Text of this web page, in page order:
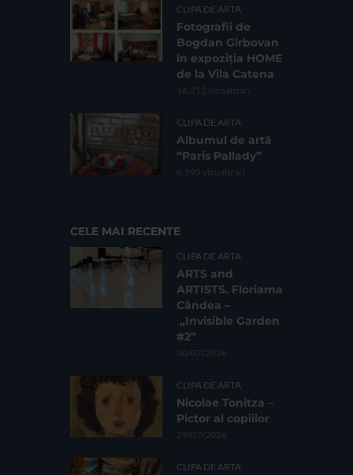
CLIPA DE ARTA
Fotografii de
Bogdan Gîrbovan
în expoziția HOME
de la Vila Catena
16.212 vizualizari
CLIPA DE ARTA
Albumul de artă
“Paris Pallady”
6.595 vizualizari
CELE MAI RECENTE
CLIPA DE ARTA
ARTS and
ARTISTS. Floriama
Cândea –
„Invisible Garden
#2”
30/07/2026
CLIPA DE ARTA
Nicolae Tonitza –
Pictor al copiilor
29/07/2026
CLIPA DE ARTA